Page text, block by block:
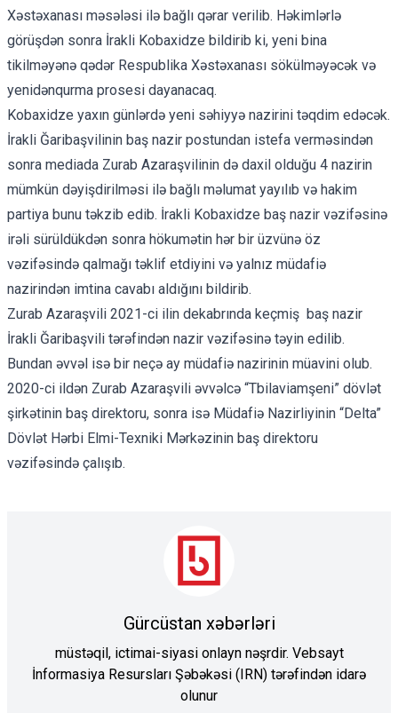
Xəstəxanası məsələsi ilə bağlı qərar verilib. Həkimlərlə
görüşdən sonra İrakli Kobaxidze bildirib ki, yeni bina
tikilməyənə qədər Respublika Xəstəxanası sökülməyəcək və
yenidənqurma prosesi dayanacaq.
Kobaxidze yaxın günlərdə yeni səhiyyə nazirini təqdim edəcək.
İrakli Ğaribaşvilinin baş nazir postundan istefa verməsindən
sonra mediada Zurab Azaraşvilinin də daxil olduğu 4 nazirin
mümkün dəyişdirilməsi ilə bağlı məlumat yayılıb və hakim
partiya bunu təkzib edib. İrakli Kobaxidze baş nazir vəzifəsinə
irəli sürüldükdən sonra hökumətin hər bir üzvünə öz
vəzifəsində qalmağı təklif etdiyini və yalnız müdafiə
nazirindən imtina cavabı aldığını bildirib.
Zurab Azaraşvili 2021-ci ilin dekabrında keçmiş baş nazir
İrakli Ğaribaşvili tərəfindən nazir vəzifəsinə təyin edilib.
Bundan əvvəl isə bir neçə ay müdafiə nazirinin müavini olub.
2020-ci ildən Zurab Azaraşvili əvvəlcə “Tbilaviamşeni” dövlət
şirkətinin baş direktoru, sonra isə Müdafiə Nazirliyinin “Delta”
Dövlət Hərbi Elmi-Texniki Mərkəzinin baş direktoru
vəzifəsində çalışıb.
Gürcüstan xəbərləri
müstəqil, ictimai-siyasi onlayn nəşrdir. Vebsayt
İnformasiya Resursları Şəbəkəsi (IRN) tərəfindən idarə
olunur